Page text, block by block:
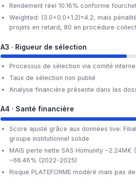
Rendement réel 10.16% conforme
Weighted: (3.0+0.0+1.2)=4.2, mais
projets en retard, 80 en procédure
A3 · Rigueur de sélection
Processus de sélection via comité
Taux de sélection non publié
Analyse financière présente dans les
A4 · Santé financière
Score ajusté grâce aux données live:
groupe institutionnel solide
MAIS perte nette SAS Homunity
−66.46% (2022-2025)
Risque PLATEFORME modéré mais pas